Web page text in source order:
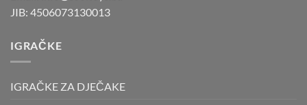
JIB: 4506073130013
IGRAČKE
IGRAČKE ZA DJEČAKE